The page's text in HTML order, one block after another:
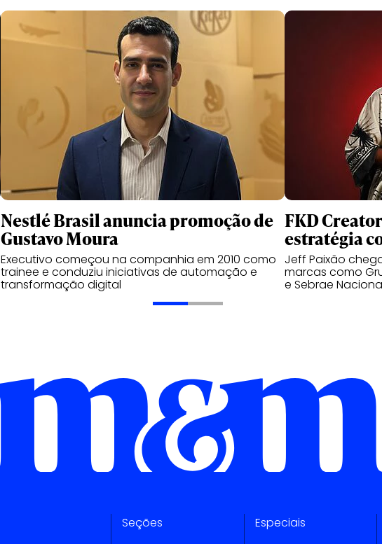
Nestlé Brasil anuncia promoção de
Gustavo Moura
Executivo começou na companhia em 2010 como
trainee e conduziu iniciativas de automação e
transformação digital
FKD
estratégia
Jeff Paixão
marcas como
e Sebrae
Seções Especiais